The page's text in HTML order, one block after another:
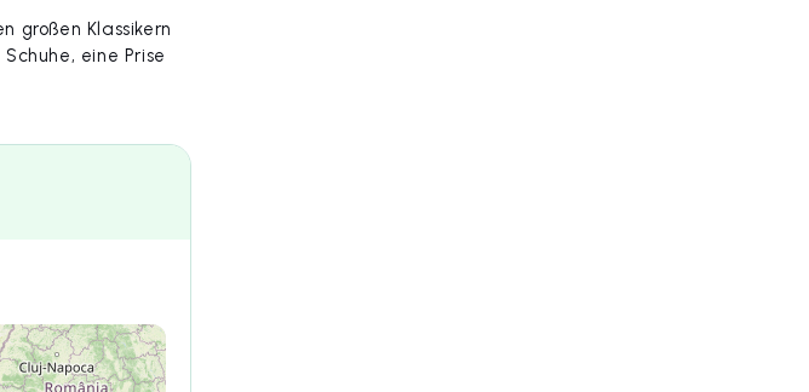
großen Klassikern
eine Prise